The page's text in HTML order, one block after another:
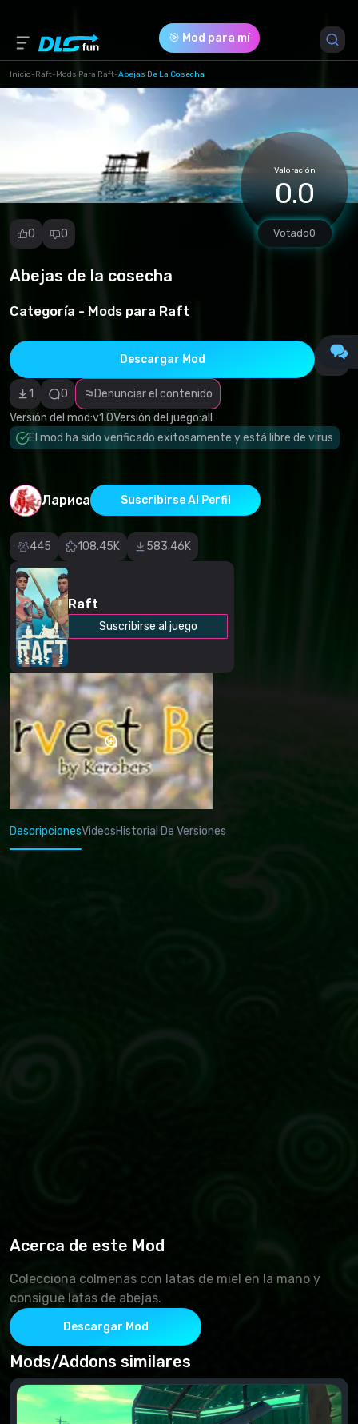
🎯 Mod para mí
Inicio-Raft-Mods Para Raft-Abejas De La Cosecha
Valoración
0.0
Votado0
0 0
Abejas de la cosecha
Categoría - Mods para Raft
Descargar Mod
1 0
Denunciar el contenido
Versión del mod:v1.0Versión del juego:all
El mod ha sido verificado exitosamente y está libre de virus
Лариса Suscribirse Al Perfil
445 108.45K 583.46K
Raft
Suscribirse al juego
Reportar
incorrecta
Software
malicioso/virus
Contenido que
no funciona
Descripción
DescripcionesVideosHistorial De Versiones
Acerca de este Mod
Colecciona colmenas con latas de miel en la mano y
consigue latas de abejas.
Descargar Mod
Mods/Addons similares
all ([pfm]Harvest_Bees[v1.0 for v1.09].rmod)
Download (547.11 Kb)